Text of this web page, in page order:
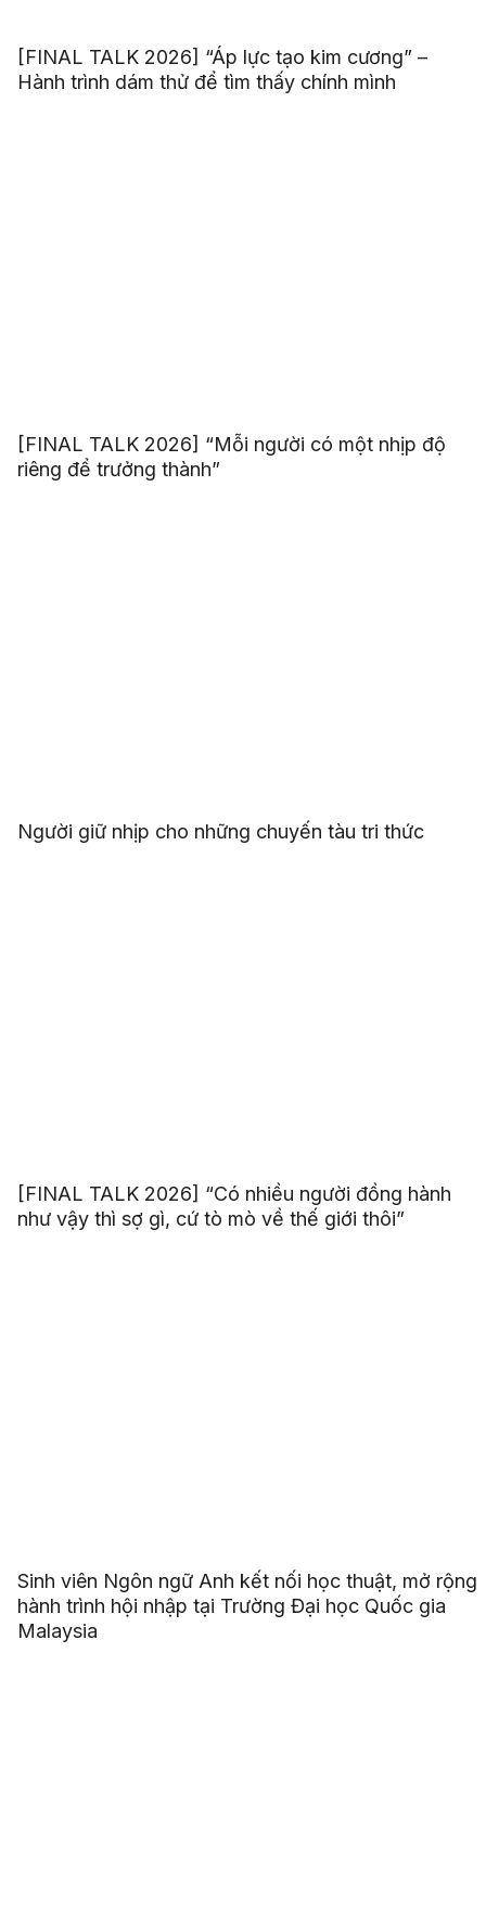
[FINAL TALK 2026] “Áp lực tạo kim cương” –
Hành trình dám thử để tìm thấy chính mình
[FINAL TALK 2026] “Mỗi người có một nhịp độ
riêng để trưởng thành”
Người giữ nhịp cho những chuyến tàu tri thức
[FINAL TALK 2026] “Có nhiều người đồng hành
như vậy thì sợ gì, cứ tò mò về thế giới thôi”
Sinh viên Ngôn ngữ Anh kết nối học thuật, mở rộng
hành trình hội nhập tại Trường Đại học Quốc gia
Malaysia